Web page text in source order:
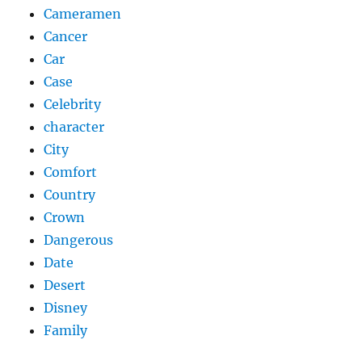
Cameramen
Cancer
Car
Case
Celebrity
character
City
Comfort
Country
Crown
Dangerous
Date
Desert
Disney
Family